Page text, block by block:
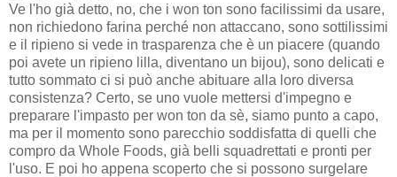
Ve l'ho già detto, no, che i won ton sono facilissimi da usare,
non richiedono farina perché non attaccano, sono sottilissimi
e il ripieno si vede in trasparenza che è un piacere (quando
poi avete un ripieno lilla, diventano un bijou), sono delicati e
tutto sommato ci si può anche abituare alla loro diversa
consistenza? Certo, se uno vuole mettersi d'impegno e
preparare l'impasto per won ton da sè, siamo punto a capo,
ma per il momento sono parecchio soddisfatta di quelli che
compro da Whole Foods, già belli squadrettati e pronti per
l'uso. E poi ho appena scoperto che si possono surgelare